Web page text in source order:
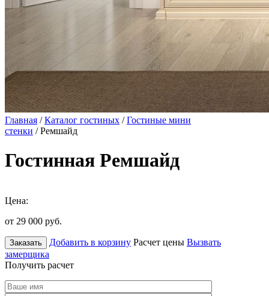
Главная /Каталог гостиных /Гостиные мини
стенки / Ремшайд
Гостинная Ремшайд
Цена:
от 29 000 руб.
Заказать Добавить в корзину Расчет цены Вызвать
замерщика
Получить расчет